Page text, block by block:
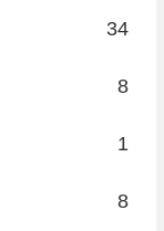
34
8
1
8